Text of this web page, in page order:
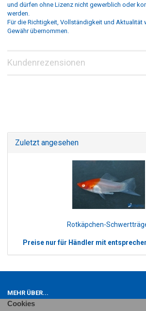
Cookies
und dürfen ohne Lizenz nicht gewerblich oder
werden.
Für die Richtigkeit, Vollständigkeit und Aktualität
Gewähr übernommen.
Kundenrezensionen
Zuletzt angesehen
Rotkäpchen-
Preise nur für Händler mit
MEHR ÜBER...
Impressum